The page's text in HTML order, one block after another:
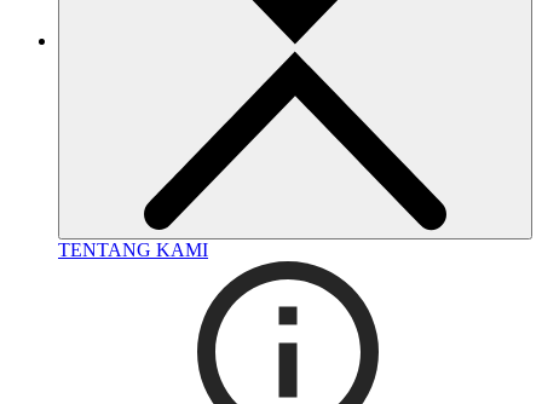
TENTANG KAMI